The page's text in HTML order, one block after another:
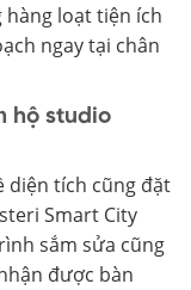
loạt tiện ích
ngay tại chân
hộ studio
diện tích cũng đặt
Smart City
sắm sửa cũng
được bàn